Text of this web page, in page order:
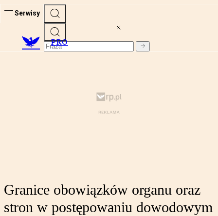
Serwisy
PRO
Granice obowiązków organu oraz
stron w postępowaniu dowodowym